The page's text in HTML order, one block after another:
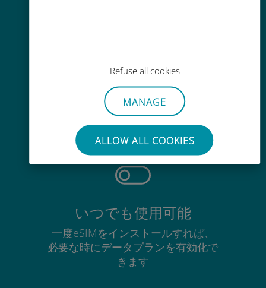
Refuse all cookies
MANAGE
ALLOW ALL COOKIES
手間いらず
使用中のSIMカードを抜き差しする
必要はありません
いつでも使用可能
一度eSIMをインストールすれば、
必要な時にデータプランを有効化で
きます